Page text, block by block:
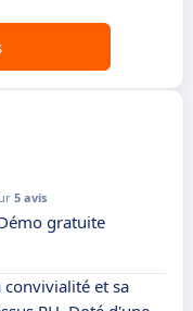
5 avis
gratuite
et sa